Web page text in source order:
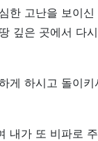
한 고난을 보이
깊은 곳에서 다
게 하시고 돌이키
내가 또 비파로